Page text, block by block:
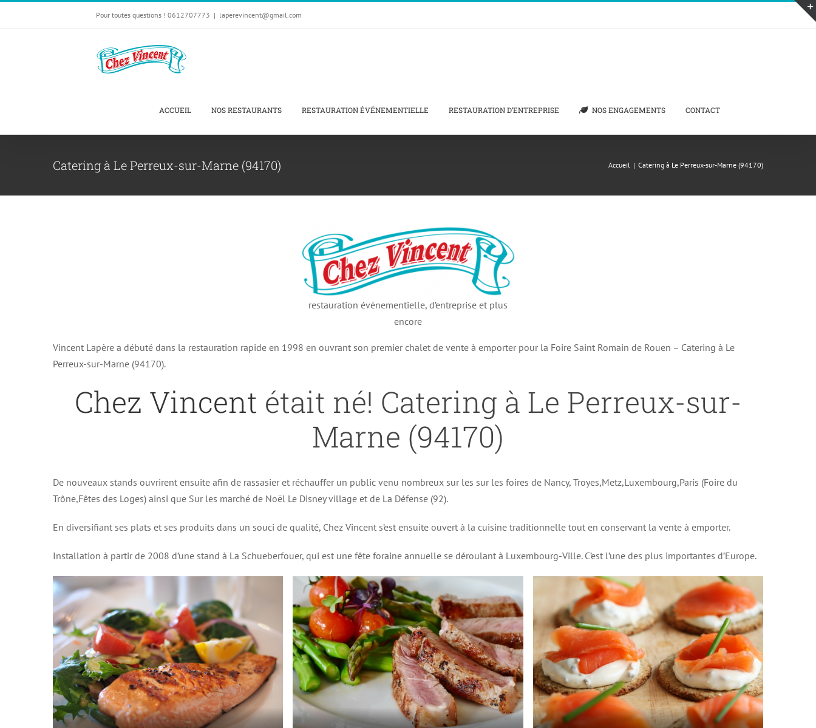
Pour toutes questions ! 0612707773 | laperevincent@gmail.com
ACCUEIL NOS RESTAURANTS RESTAURATION ÉVÉNEMENTIELLE RESTAURATION D’ENTREPRISE NOS ENGAGEMENTS CONTACT
Catering à Le Perreux-sur-Marne (94170) Accueil | Catering à Le Perreux-sur-Marne (94170)
restauration évènementielle, d’entreprise et plus
encore
Vincent Lapère a débuté dans la restauration rapide en 1998 en ouvrant son premier chalet de vente à emporter pour la Foire Saint Romain de Rouen – Catering à Le
Perreux-sur-Marne (94170).
Chez Vincent était né! Catering à Le Perreux-sur-
Marne (94170)
De nouveaux stands ouvrirent ensuite afin de rassasier et réchauffer un public venu nombreux sur les sur les foires de Nancy, Troyes,Metz,Luxembourg,Paris (Foire du
Trône,Fêtes des Loges) ainsi que Sur les marché de Noël Le Disney village et de La Défense (92).
En diversifiant ses plats et ses produits dans un souci de qualité, Chez Vincent s’est ensuite ouvert à la cuisine traditionnelle tout en conservant la vente à emporter.
Installation à partir de 2008 d’une stand à La Schueberfouer, qui est une fête foraine annuelle se déroulant à Luxembourg-Ville. C’est l’une des plus importantes d’Europe.